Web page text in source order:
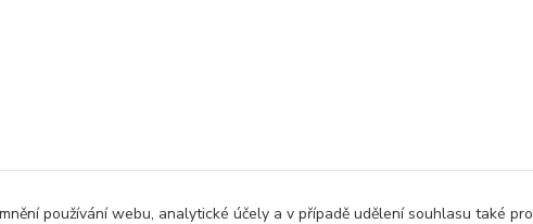
používání webu, analytické účely a v případě udělení souhlasu také pro